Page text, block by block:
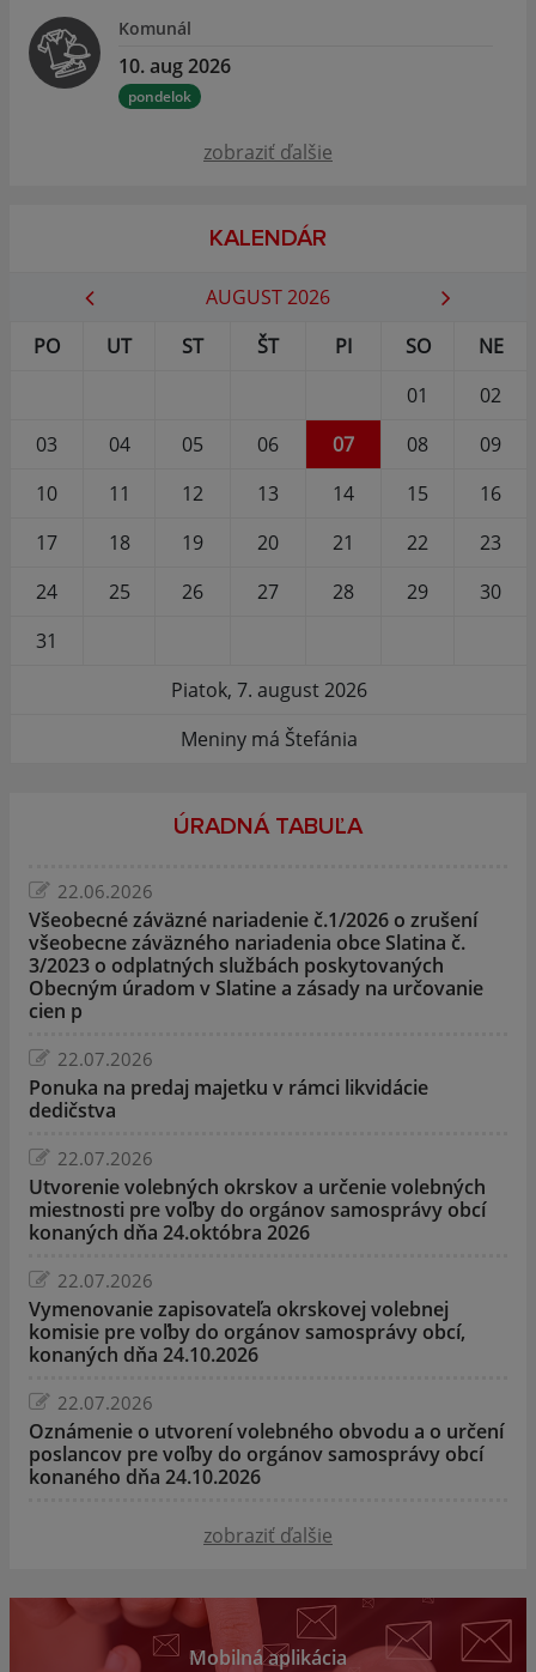
Komunál
10. aug 2026
pondelok
zobraziť ďalšie
KALENDÁR
AUGUST 2026
PO
UT ST ŠT PI SO
NE
01
02
03
04 05 06 07 08
09
10
11 12 13 14 15
16
17
18 19 20 21 22
23
24
25 26 27 28 29
30
31
Piatok, 7. august 2026
Meniny má Štefánia
ÚRADNÁ TABUĽA
22.06.2026
Všeobecné záväzné nariadenie č.1/2026 o zrušení
všeobecne záväzného nariadenia obce Slatina č.
3/2023 o odplatných službách poskytovaných
Obecným úradom v Slatine a zásady na určovanie
cien p
22.07.2026
Ponuka na predaj majetku v rámci likvidácie
dedičstva
22.07.2026
Utvorenie volebných okrskov a určenie volebných
miestnosti pre voľby do orgánov samosprávy obcí
konaných dňa 24.októbra 2026
22.07.2026
Vymenovanie zapisovateľa okrskovej volebnej
komisie pre voľby do orgánov samosprávy obcí,
konaných dňa 24.10.2026
22.07.2026
Oznámenie o utvorení volebného obvodu a o určení
poslancov pre voľby do orgánov samosprávy obcí
konaného dňa 24.10.2026
zobraziť ďalšie
Mobilná aplikácia